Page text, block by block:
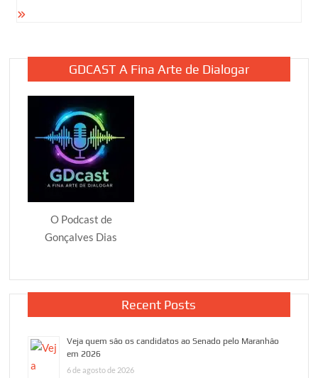
GDCAST A Fina Arte de Dialogar
O Podcast de
Gonçalves Dias
Recent Posts
Veja quem são os candidatos ao Senado pelo Maranhão
em 2026
6 de agosto de 2026